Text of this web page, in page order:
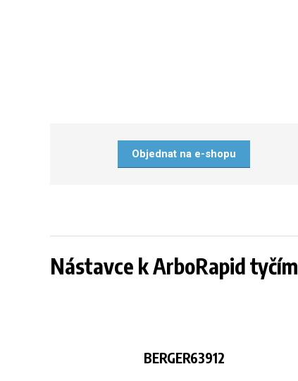
Objednat na e-shopu
Nástavce k ArboRapid tyčím
BERGER63912